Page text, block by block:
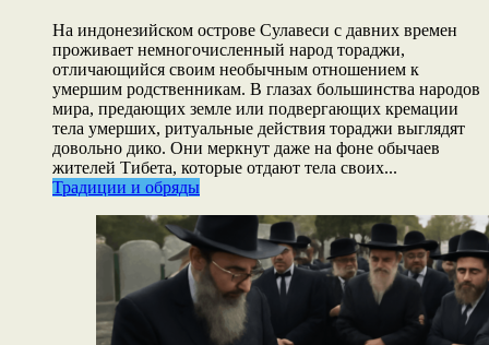
На индонезийском острове Сулавеси с давних времен
проживает немногочисленный народ тораджи,
отличающийся своим необычным отношением к
умершим родственникам. В глазах большинства народов
мира, предающих земле или подвергающих кремации
тела умерших, ритуальные действия тораджи выглядят
довольно дико. Они меркнут даже на фоне обычаев
жителей Тибета, которые отдают тела своих...
Традиции и обряды